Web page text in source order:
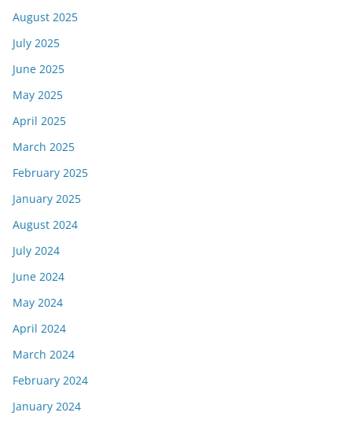
August 2025
July 2025
June 2025
May 2025
April 2025
March 2025
February 2025
January 2025
August 2024
July 2024
June 2024
May 2024
April 2024
March 2024
February 2024
January 2024